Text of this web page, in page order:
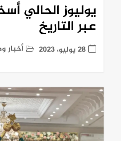
يوليوز الحالي
عبر التاريخ
28 يوليو، 2023 أخبار